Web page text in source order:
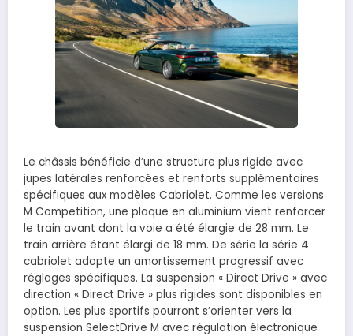
Le châssis bénéficie d’une structure plus rigide avec
jupes latérales renforcées et renforts supplémentaires
spécifiques aux modèles Cabriolet. Comme les versions
M Competition, une plaque en aluminium vient renforcer
le train avant dont la voie a été élargie de 28 mm. Le
train arrière étant élargi de 18 mm. De série la série 4
cabriolet adopte un amortissement progressif avec
réglages spécifiques. La suspension « Direct Drive » avec
direction « Direct Drive » plus rigides sont disponibles en
option. Les plus sportifs pourront s’orienter vers la
suspension SelectDrive M avec régulation électronique